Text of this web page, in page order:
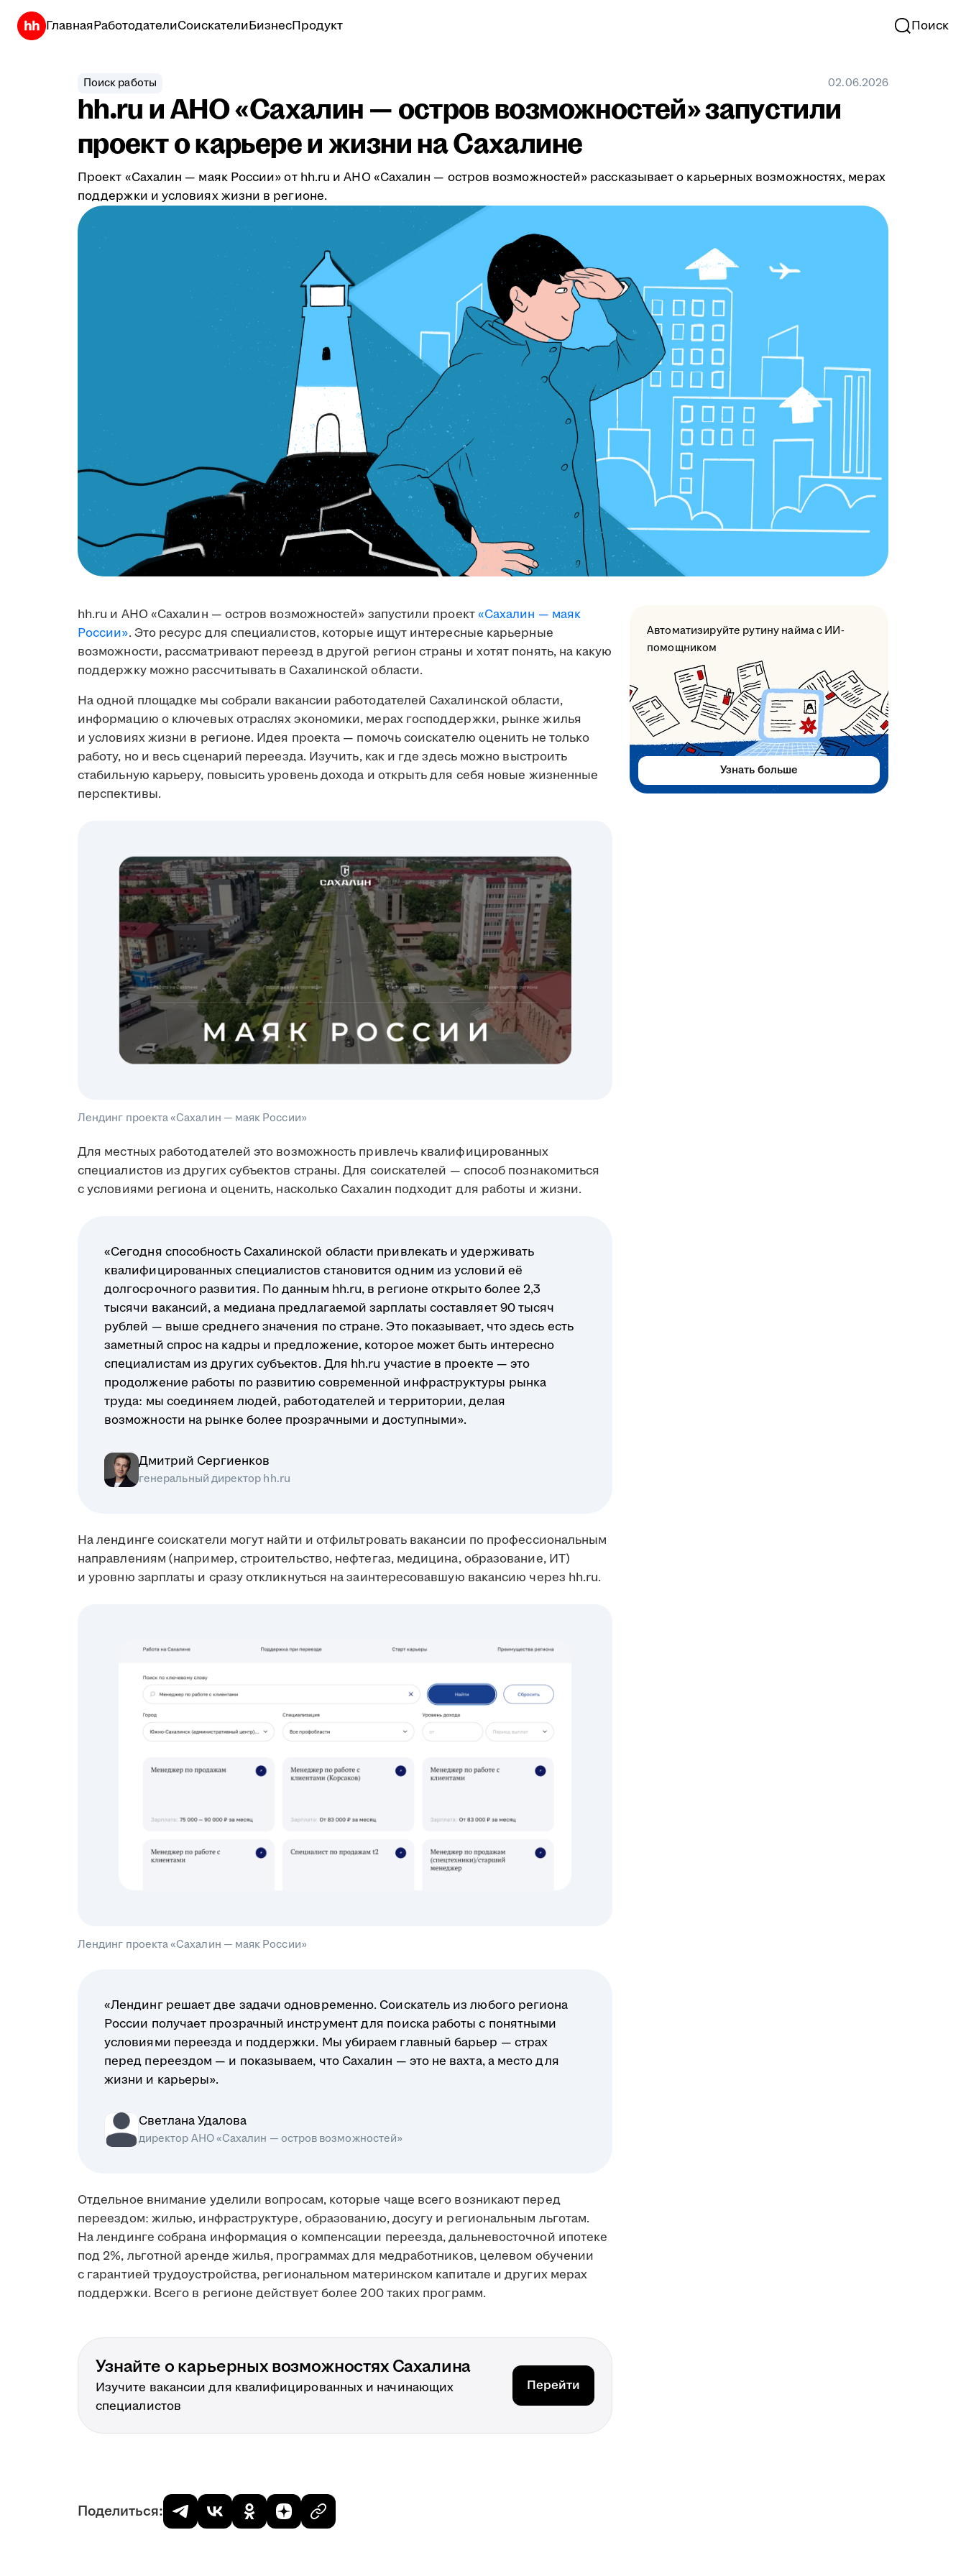
ГлавнаяРаботодателиСоискателиБизнесПродукт Поиск
Поиск работы 02.06.2026
hh.ru и АНО «Сахалин — остров возможностей» запустили
проект о карьере и жизни на Сахалине
Проект «Сахалин — маяк России» от hh.ru и АНО «Сахалин — остров возможностей» рассказывает о карьерных возможностях, мерах
поддержки и условиях жизни в регионе.
hh.ru и АНО «Сахалин — остров возможностей» запустили проект«Сахалин — маяк
России». Это ресурс для специалистов, которые ищут интересные карьерные
возможности, рассматривают переезд в другой регион страны и хотят понять, на какую
поддержку можно рассчитывать в Сахалинской области.
На одной площадке мы собрали вакансии работодателей Сахалинской области,
информацию о ключевых отраслях экономики, мерах господдержки, рынке жилья
и условиях жизни в регионе. Идея проекта — помочь соискателю оценить не только
работу, но и весь сценарий переезда. Изучить, как и где здесь можно выстроить
стабильную карьеру, повысить уровень дохода и открыть для себя новые жизненные
перспективы.
Лендинг проекта «Сахалин — маяк России»
Для местных работодателей это возможность привлечь квалифицированных
специалистов из других субъектов страны. Для соискателей — способ познакомиться
с условиями региона и оценить, насколько Сахалин подходит для работы и жизни.
«Сегодня способность Сахалинской области привлекать и удерживать
квалифицированных специалистов становится одним из условий её
долгосрочного развития. По данным hh.ru, в регионе открыто более 2,3
тысячи вакансий, а медиана предлагаемой зарплаты составляет 90 тысяч
рублей — выше среднего значения по стране. Это показывает, что здесь есть
заметный спрос на кадры и предложение, которое может быть интересно
специалистам из других субъектов. Для hh.ru участие в проекте — это
продолжение работы по развитию современной инфраструктуры рынка
труда: мы соединяем людей, работодателей и территории, делая
возможности на рынке более прозрачными и доступными».
Дмитрий Сергиенков
генеральный директор hh.ru
На лендинге соискатели могут найти и отфильтровать вакансии по профессиональным
направлениям (например, строительство, нефтегаз, медицина, образование, ИТ)
и уровню зарплаты и сразу откликнуться на заинтересовавшую вакансию через hh.ru.
Лендинг проекта «Сахалин — маяк России»
«Лендинг решает две задачи одновременно. Соискатель из любого региона
России получает прозрачный инструмент для поиска работы с понятными
условиями переезда и поддержки. Мы убираем главный барьер — страх
перед переездом — и показываем, что Сахалин — это не вахта, а место для
жизни и карьеры».
Светлана Удалова
директор АНО «Сахалин — остров возможностей»
Отдельное внимание уделили вопросам, которые чаще всего возникают перед
переездом: жилью, инфраструктуре, образованию, досугу и региональным льготам.
На лендинге собрана информация о компенсации переезда, дальневосточной ипотеке
под 2%, льготной аренде жилья, программах для медработников, целевом обучении
с гарантией трудоустройства, региональном материнском капитале и других мерах
поддержки. Всего в регионе действует более 200 таких программ.
Узнайте о карьерных возможностях Сахалина
Изучите вакансии для квалифицированных и начинающих
специалистов
Перейти
Автоматизируйте рутину найма с ИИ-
помощником
Узнать больше
Поделиться: